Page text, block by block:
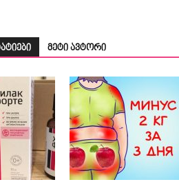
მეტი ავტორი